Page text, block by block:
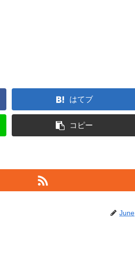
はてブ
コピー
June